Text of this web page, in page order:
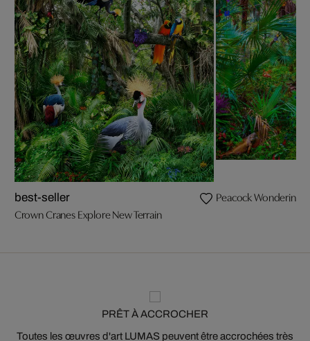
best-seller
Crown Cranes Explore New Terrain
Peacock Wondering
PRÊT À ACCROCHER
Toutes les œuvres d'art LUMAS peuvent être accrochées très